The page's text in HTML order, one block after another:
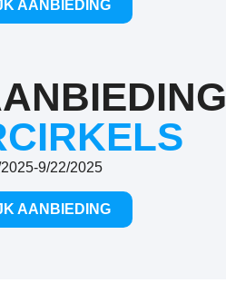
AANBIEDING
-9/22/2025
AANBIEDING